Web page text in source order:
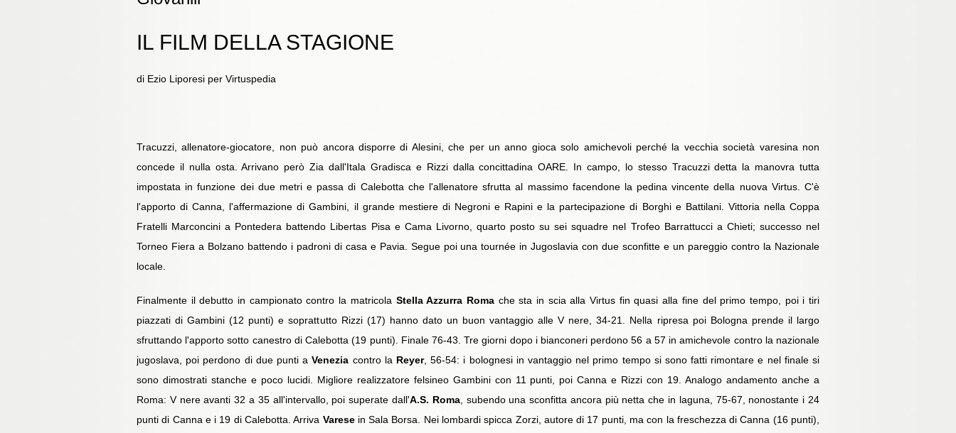
IL FILM DELLA STAGIONE
di Ezio Liporesi per Virtuspedia
Tracuzzi, allenatore-giocatore, non può ancora disporre di Alesini, che per un anno gioca solo amichevoli perché la vecchia società varesina non
concede il nulla osta. Arrivano però Zia dall'Itala Gradisca e Rizzi dalla concittadina OARE. In campo, lo stesso Tracuzzi detta la manovra tutta
impostata in funzione dei due metri e passa di Calebotta che l'allenatore sfrutta al massimo facendone la pedina vincente della nuova Virtus. C'è
l'apporto di Canna, l'affermazione di Gambini, il grande mestiere di Negroni e Rapini e la partecipazione di Borghi e Battilani. Vittoria nella Coppa
Fratelli Marconcini a Pontedera battendo Libertas Pisa e Cama Livorno, quarto posto su sei squadre nel Trofeo Barrattucci a Chieti; successo nel
Torneo Fiera a Bolzano battendo i padroni di casa e Pavia. Segue poi una tournée in Jugoslavia con due sconfitte e un pareggio contro la Nazionale
locale.
Finalmente il debutto in campionato contro la matricola Stella Azzurra Romache sta in scia alla Virtus fin quasi alla fine del primo tempo, poi i tiri
piazzati di Gambini (12 punti) e soprattutto Rizzi (17) hanno dato un buon vantaggio alle V nere, 34-21. Nella ripresa poi Bologna prende il largo
sfruttando l'apporto sotto canestro di Calebotta (19 punti). Finale 76-43. Tre giorni dopo i bianconeri perdono 56 a 57 in amichevole contro la nazionale
jugoslava, poi perdono di due punti aVenezia contro la Reyer, 56-54: i bolognesi in vantaggio nel primo tempo si sono fatti rimontare e nel finale si
sono dimostrati stanche e poco lucidi. Migliore realizzatore felsineo Gambini con 11 punti, poi Canna e Rizzi con 19. Analogo andamento anche a
Roma: V nere avanti 32 a 35 all'intervallo, poi superate dall'A.S. Roma, subendo una sconfitta ancora più netta che in laguna, 75-67, nonostante i 24
punti di Canna e i 19 di Calebotta. Arriva Varesein Sala Borsa. Nei lombardi spicca Zorzi, autore di 17 punti, ma con la freschezza di Canna (16 punti),